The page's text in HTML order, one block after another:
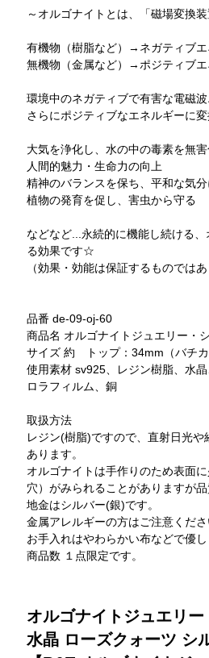
～オルゴナイトとは、「磁場変換装
有機物（樹脂など）→ネガティブエ
無機物（金属など）→ポジティブエ
環境中のネガティブで有害な電磁波
さらにポジティブなエネルギーに変
大気を浄化し、水の中の毒素を無
人間的魅力・生命力の向上
精神のバランスを保ち、平和な気
植物の発育を促し、害虫から守る
などなど...永続的に機能し続ける
る効果です☆
（効果・効能は保証するものではあ
品番 de-09-oj-60
商品名 オルゴナイトジュエリー・
サイズ 約 トップ：34mm（バチ
使用素材 sv925、レジン樹脂、水
ロラフィルム、銅
取扱方法
レジン(樹脂)ですので、直射日光
あります。
オルゴナイトは手作りのため表面
穴）がみられることがありますが品
地金はシルバー(銀)です。
金属アレルギーの方はご注意くださ
お手入れはやわらかい布などで優し
商品数 １点限定です。
オルゴナイトジュエリ
水晶 ローズクォーツ シ